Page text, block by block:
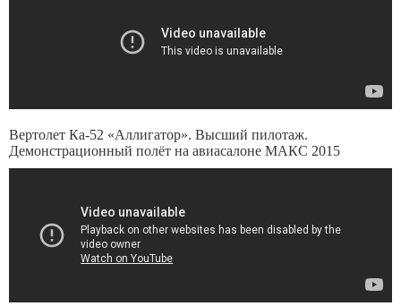
Вертолет Ка-52 «Аллигатор». Высший пилотаж.
Демонстрационный полёт на авиасалоне МАКС 2015